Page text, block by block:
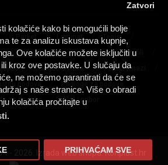
kolačiće kako bi omogućili bolje
te za analizu iskustava kupnje,
Ove kolačiće možete isključiti u
kroz ove postavke. U slučaju da
ne možemo garantirati da će se
s naše stranice. Više o obradi
kolačića pročitajte u
Zatvori
PRIHVAĆAM SVE
/ Laminat / Tepisi
/ Tepih staze / Lajsne / Profili
/ Umjetna trava / Predpremazi
podova / Podloge za podove /
za podove / Alat i pribor
- 2026. Izrada web shopa:Konplast.hr